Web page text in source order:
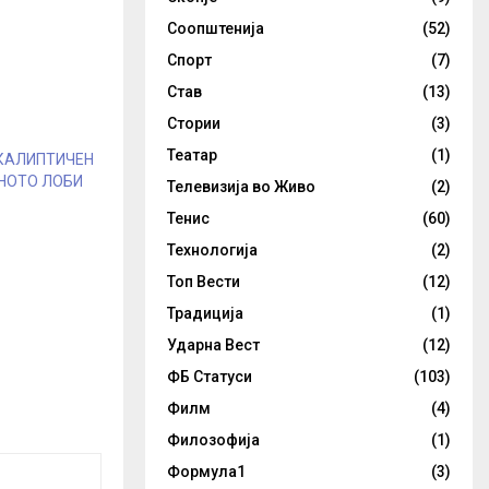
ЛОБИ
Соопштенија
(52)
Спорт
(7)
Став
(13)
Стории
(3)
Театар
(1)
Телевизија во Живо
(2)
Тенис
(60)
Технологија
(2)
Топ Вести
(12)
Традиција
(1)
Ударна Вест
(12)
ФБ Статуси
(103)
Филм
(4)
Филозофија
(1)
Формула1
(3)